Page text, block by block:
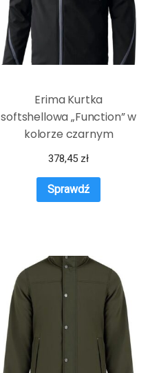
Erima Kurtka
softshellowa „Function” w
kolorze czarnym
378,45 zł
Sprawdź